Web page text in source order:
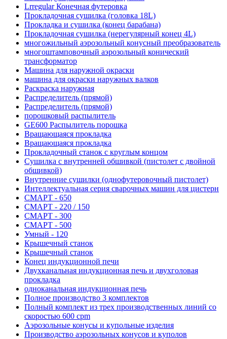
Lrregular Конечная футеровка
Прокладочная сушилка (головка 18L)
Прокладка и сушилка (конец барабана)
Прокладочная сушилка (нерегулярный конец 4L)
многожильный аэрозольный конусный преобразователь
многоштамповочный аэрозольный конический
трансформатор
Машина для наружной окраски
машина для окраски наружных валков
Раскраска наружная
Распределитель (прямой)
Распределитель (прямой)
порошковый распылитель
GE600 Распылитель порошка
Вращающаяся прокладка
Вращающаяся прокладка
Прокладочный станок с круглым концом
Сушилка с внутренней обшивкой (пистолет с двойной
обшивкой)
Внутренние сушилки (однофутеровочный пистолет)
Интеллектуальная серия сварочных машин для цистерн
СМАРТ - 650
СМАРТ - 220 / 150
СМАРТ - 300
СМАРТ - 500
Умный - 120
Крышечный станок
Крышечный станок
Конец индукционной печи
Двухканальная индукционная печь и двухголовая
прокладка
одноканальная индукционная печь
Полное производство 3 комплектов
Полный комплект из трех производственных линий со
скоростью 600 cpm
Аэрозольные конусы и купольные изделия
Производство аэрозольных конусов и куполов